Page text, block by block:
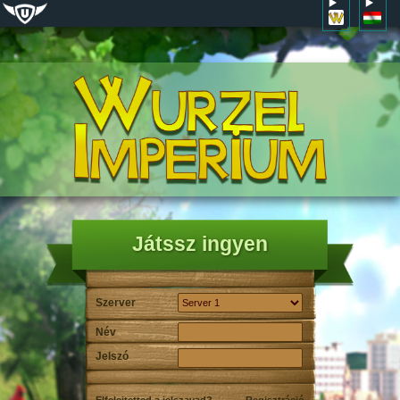
Játssz ingyen
Szerver
Név
Jelszó